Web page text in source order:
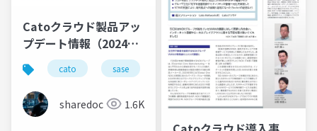
Catoクラウド製品アッ
プデート情報（2024年
10月版）
cato sase ゼロトラスト productupdate
sharedoc 1.6K